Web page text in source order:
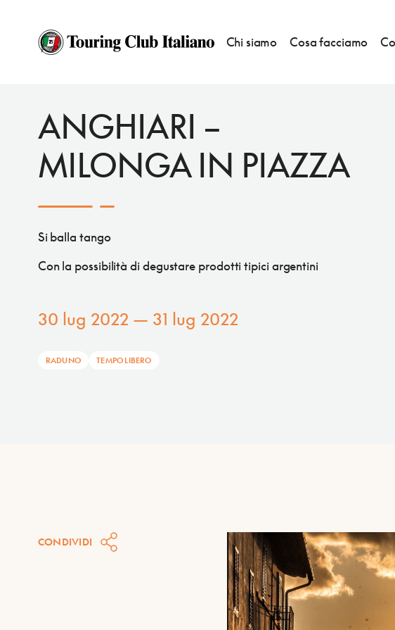
Chi siamo Cosa facciamo
ANGHIARI –
MILONGA IN PIAZZA
Si balla tango
Con la possibilità di degustare prodotti tipici argentini
30 lug 2022 — 31 lug 2022
RADUNO TEMPO LIBERO
CONDIVIDI